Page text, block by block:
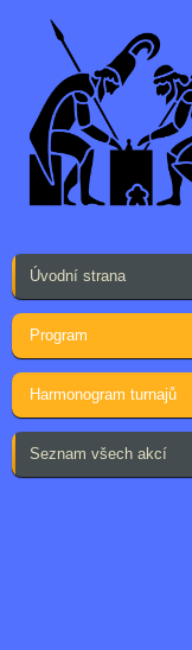
Úvodní strana
Program
Harmonogram turnajů
Seznam všech akcí